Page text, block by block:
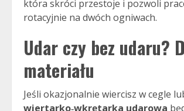
która skróci przestoje i pozwoli
rotacyjnie na dwóch ogniwach.
Udar czy bez udaru?
materiału
Jeśli okazjonalnie wiercisz w cegle
wiertarko‑wkrętarka udarowa